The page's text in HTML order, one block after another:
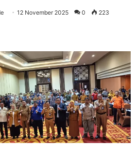
12 November 2025 0 223